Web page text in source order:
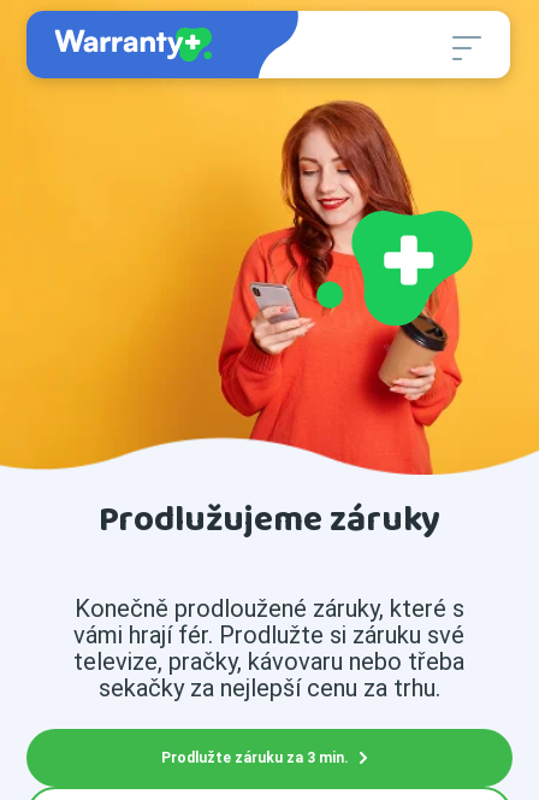
Prodlužujeme záruky
Konečně prodloužené záruky, které s
vámi hrají fér. Prodlužte si záruku své
televize, pračky, kávovaru nebo třeba
sekačky za nejlepší cenu za trhu.
Prodlužte záruku za 3 min.